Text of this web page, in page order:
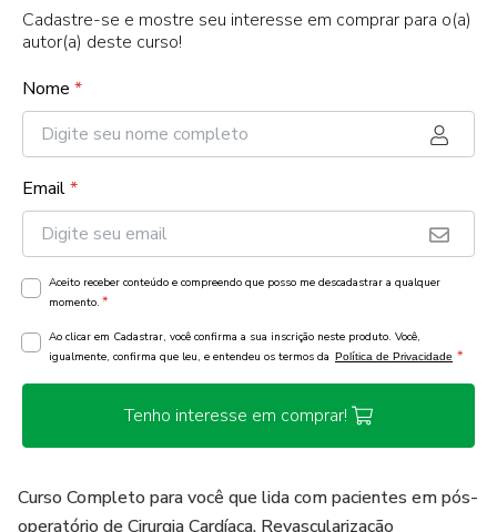
Cadastre-se e mostre seu interesse em comprar para o(a)
autor(a) deste curso!
Nome *
Email*
Aceito receber conteúdo e compreendo que posso me descadastrar a qualquer
momento. *
Ao clicar em Cadastrar, você confirma a sua inscrição neste produto. Você,
igualmente, confirma que leu, e entendeu os termos da Política de Privacidade *
Tenho interesse em comprar!
Curso Completo para você que lida com pacientes em pós-
operatório de Cirurgia Cardíaca. Revascularização